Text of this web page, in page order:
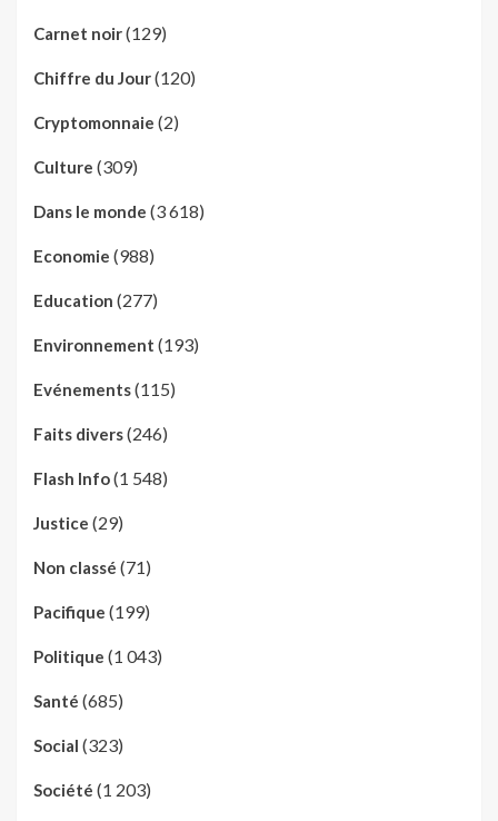
Carnet noir(129)
Chiffre du Jour(120)
Cryptomonnaie (2)
Culture (309)
Dans le monde (3 618)
Economie (988)
Education (277)
Environnement (193)
Evénements(115)
Faits divers(246)
Flash Info(1 548)
Justice (29)
Non classé (71)
Pacifique (199)
Politique (1 043)
Santé (685)
Social (323)
Société (1 203)